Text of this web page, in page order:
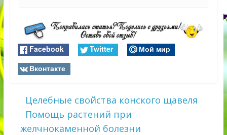
Facebook Twitter
Мой мир
Вконтакте
Целебные свойства конского щавеля
Помощь растений при
желчнокаменной болезни